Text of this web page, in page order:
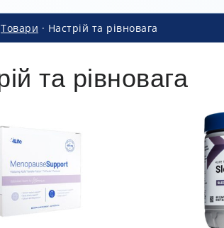
Товари · Настрій та рівновага
та рівновага